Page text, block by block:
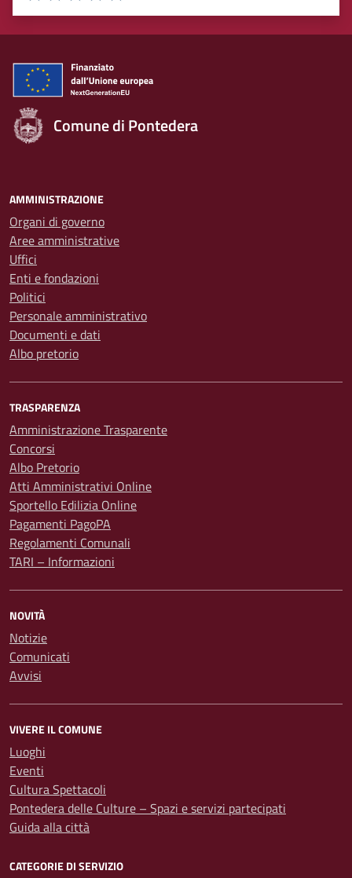
Valuta 5 stelle su 5
Valuta 4 stelle su 5
Valuta 3 stelle su 5
Valuta 2 stelle su 5
Valuta 1 stelle su 5
Comune di Pontedera
AMMINISTRAZIONE
Organi di governo
Aree amministrative
Uffici
Enti e fondazioni
Politici
Personale amministrativo
Documenti e dati
Albo pretorio
TRASPARENZA
Amministrazione Trasparente
Concorsi
Albo Pretorio
Atti Amministrativi Online
Sportello Edilizia Online
Pagamenti PagoPA
Regolamenti Comunali
TARI – Informazioni
NOVITÀ
Notizie
Comunicati
Avvisi
VIVERE IL COMUNE
Luoghi
Eventi
Cultura Spettacoli
Pontedera delle Culture – Spazi e servizi partecipati
Guida alla città
CATEGORIE DI SERVIZIO